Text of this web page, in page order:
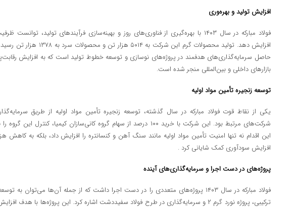
افزایش تولید و بهره‌وری
فولاد مبارکه در سال۱۴۰۳ با بهره‌گیری از فناوری‌های روز و بهینه‌سازی فرآیندهای تولید، توانست
افزایش دهد. تولید محصولات گرم این شرکت به ۵۰۱۴ هزار تن و محصولات سرد به ۱۳۷۸ هزار تن
حاصل سرمایه‌گذاری‌های هدفمند در پروژه‌های نوسازی و توسعه خطوط تولید است که به افزایش
بازارهای داخلی و بین‌المللی منجر شده است.
توسعه زنجیره تأمین مواد اولیه
یکی از نقاط قوت فولاد مبارکه در سال گذشته، توسعه زنجیره تأمین مواد اولیه از طریق
شرکت‌های مرتبط بود. این شرکت با خرید ۱۰۰ درصد از سهام گروه کانی‌سازان کیمیا، کنترل این گروه
این اقدام نه تنها امنیت تأمین مواد اولیه مانند سنگ آهن و کنسانتره را افزایش داد، بلکه به کاهش
افزایش سودآوری کمک شایانی کرد .
پروژه‌های در دست اجرا و سرمایه‌گذاری‌های آینده
فولاد مبارکه در سال۱۴۰۳ پروژه‌های متعددی را در دست اجرا داشت که از جمله آن‌ها می‌توان به
ترکیبی، پروژه نورد گرم ۲ و سرمایه‌گذاری در طرح فولاد سفیددشت اشاره کرد. این پروژه‌ها با هدف